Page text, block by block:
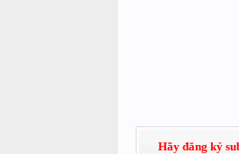
Hãy đăng ký